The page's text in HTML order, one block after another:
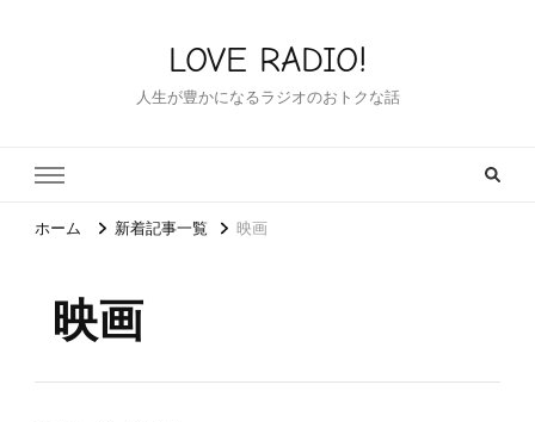
LOVE RADIO!
人生が豊かになるラジオのおトクな話
ホーム 新着記事一覧 映画
映画